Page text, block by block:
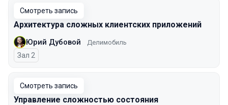
Смотреть запись
Архитектура сложных клиентских приложений
Юрий Дубовой Делимобиль
Зал 2
Смотреть запись
Управление сложностью состояния